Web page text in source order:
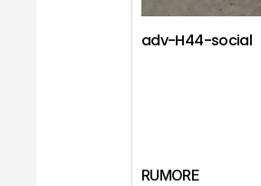
adv-H44-social
RUMORE